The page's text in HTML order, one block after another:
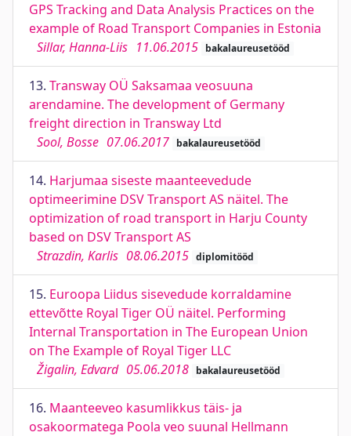
GPS Tracking and Data Analysis Practices on the
example of Road Transport Companies in Estonia
Sillar, Hanna-Liis 11.06.2015 bakalaureusetööd
13. Transway OÜ Saksamaa veosuuna
arendamine. The development of Germany
freight direction in Transway Ltd
Sool, Bosse 07.06.2017 bakalaureusetööd
14. Harjumaa siseste maanteevedude
optimeerimine DSV Transport AS näitel. The
optimization of road transport in Harju County
based on DSV Transport AS
Strazdin, Karlis 08.06.2015 diplomitööd
15. Euroopa Liidus sisevedude korraldamine
ettevõtte Royal Tiger OÜ näitel. Performing
Internal Transportation in The European Union
on The Example of Royal Tiger LLC
Žigalin, Edvard 05.06.2018 bakalaureusetööd
16. Maanteeveo kasumlikkus täis- ja
osakoormatega Poola veo suunal Hellmann